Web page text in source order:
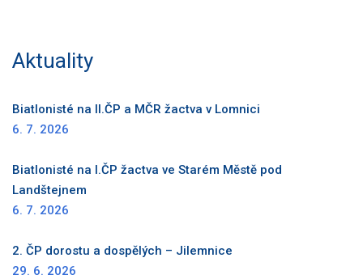
Aktuality
Biatlonisté na II.ČP a MČR žactva v Lomnici
6. 7. 2026
Biatlonisté na I.ČP žactva ve Starém Městě pod
Landštejnem
6. 7. 2026
2. ČP dorostu a dospělých – Jilemnice
29. 6. 2026